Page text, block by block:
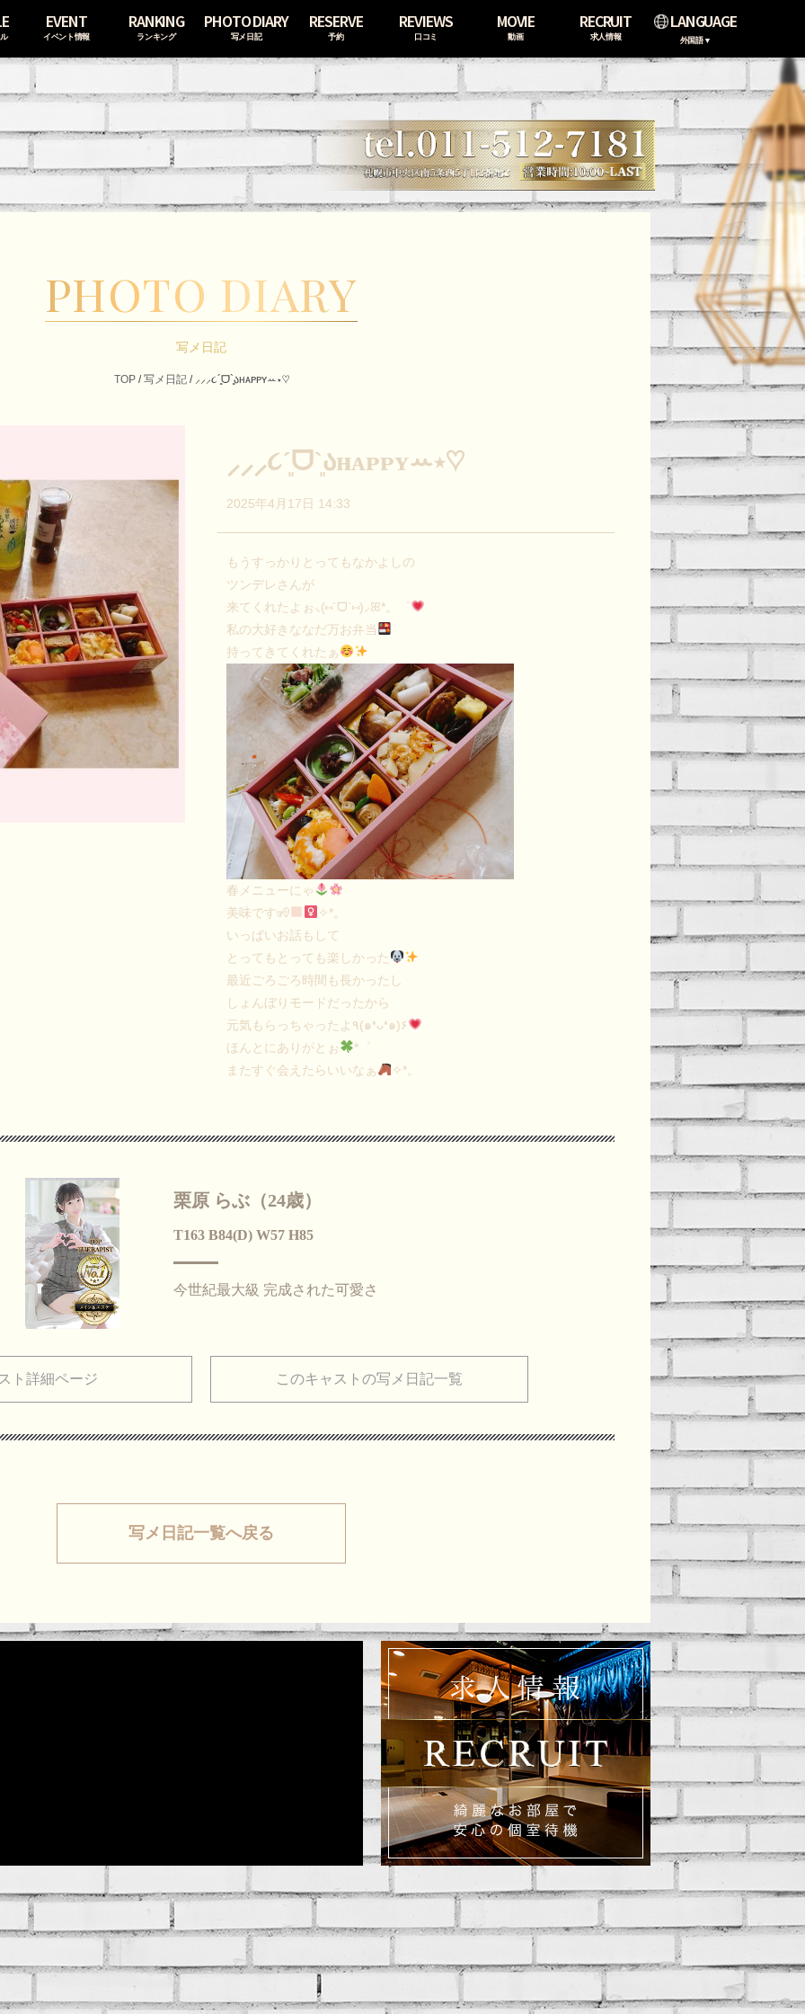
EVENT
イベント情報
RANKING
ランキング
PHOTO DIARY
写メ日記
RESERVE
予約
REVIEWS
口コミ
MOVIE
動画
RECRUIT
求人情報
LANGUAGE
外国語▼
PHOTO DIARY
写メ日記
TOP/写メ日記/ ⸝⸝⸝૮´͈ᗜ`͈აʜᴀᴘᴘʏꕀ⋆♡
⸝⸝⸝૮´͈ᗜ`͈აʜᴀᴘᴘʏꕀ⋆♡
2025年4月17日 14:33
もうすっかりとってもなかよしの
ツンデレさんが
来てくれたよぉ⸜(⑅´ᗜ`⑅)⸝ꕤ*。゜
私の大好きななだ万お弁当
持ってきてくれたぁ
春メニューにゃ
美味です🧏
✧*。
いっぱいお話もして
とってもとっても楽しかった
最近ごろごろ時間も長かったし
しょんぼりモードだったから
元気もらっちゃったよ٩(๑❛ᴗ❛๑)۶
ほんとにありがとぉ
*゜
またすぐ会えたらいいなぁ
✧*。
栗原 らぶ（24歳）
T163 B84(D) W57 H85
今世紀最大級 完成された可愛さ
ト詳細ページ このキャストの写メ日記一覧
写メ日記一覧へ戻る